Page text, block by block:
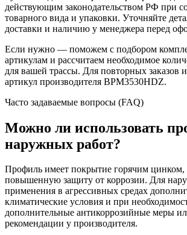
действующим законодательством РФ при
товарного вида и упаковки. Уточняйте
доставки и наличию у менеджера перед
Если нужно — поможем с подбором
артикулам и рассчитаем необходимое
для вашей трассы. Для повторных заказов
артикул производителя BPM3530HDZ.
Часто задаваемые вопросы (FAQ)
Можно ли использовать
наружных работ?
Профиль имеет покрытие горячим цинком,
повышенную защиту от коррозии. Для
применения в агрессивных средах
климатические условия и при
дополнительные антикоррозийные меры
рекомендации у производителя.